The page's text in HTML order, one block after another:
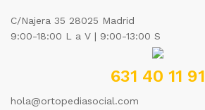
C/Najera 35 28025 Madrid
9:00-18:00 L a V | 9:00-13:00 S
631 40 11 91
hola@ortopediasocial.com